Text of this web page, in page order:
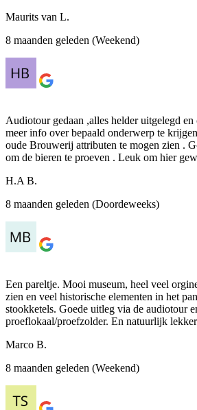
Maurits van L.
8 maanden geleden (Weekend)
Audiotour gedaan ,alles helder uitgelegd
meer info over bepaald onderwerp te
oude Brouwerij attributen te mogen zien .
om de bieren te proeven . Leuk om hier
H.A B.
8 maanden geleden (Doordeweeks)
Een pareltje. Mooi museum, heel veel
zien en veel historische elementen in het
stookketels. Goede uitleg via de audiotour
proeflokaal/proefzolder. En natuurlijk
Marco B.
8 maanden geleden (Weekend)